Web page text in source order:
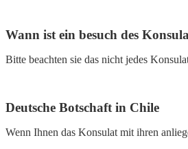
Wann ist ein besuch des
Bitte beachten sie das nicht jedes
Deutsche Botschaft in Chile
Wenn Ihnen das Konsulat mit ihren